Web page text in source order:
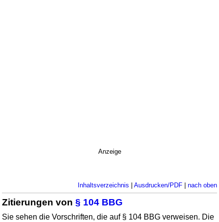
Anzeige
Inhaltsverzeichnis | Ausdrucken/PDF| nach oben
Zitierungen von§ 104 BBG
Sie sehen die Vorschriften, die auf § 104 BBG verweisen. Die